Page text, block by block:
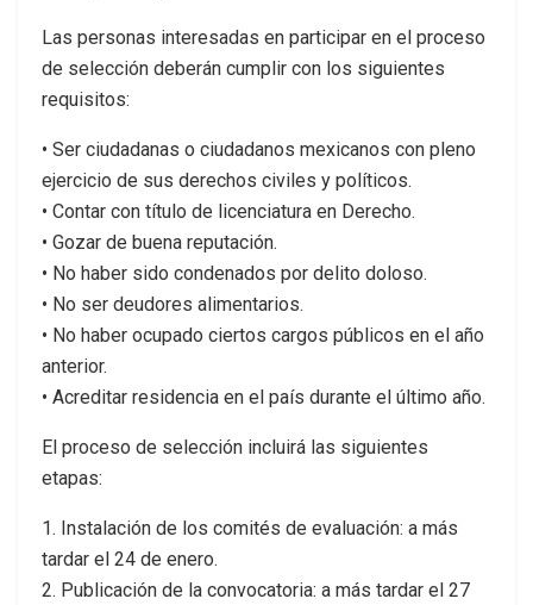
Las personas interesadas en participar en el proceso
de selección deberán cumplir con los siguientes
requisitos:
• Ser ciudadanas o ciudadanos mexicanos con pleno
ejercicio de sus derechos civiles y políticos.
• Contar con título de licenciatura en Derecho.
• Gozar de buena reputación.
• No haber sido condenados por delito doloso.
• No ser deudores alimentarios.
• No haber ocupado ciertos cargos públicos en el año
anterior.
• Acreditar residencia en el país durante el último año.
El proceso de selección incluirá las siguientes
etapas:
1. Instalación de los comités de evaluación: a más
tardar el 24 de enero.
2. Publicación de la convocatoria: a más tardar el 27